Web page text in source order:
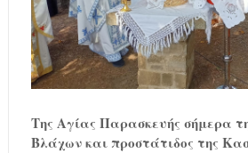
Της Αγίας Παρασκευής σήμερα
Βλάχων και προστάτιδος της